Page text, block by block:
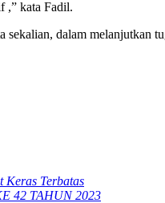
,” kata Fadil.
dalam melanjutkan
Keras Terbatas
42 TAHUN 2023